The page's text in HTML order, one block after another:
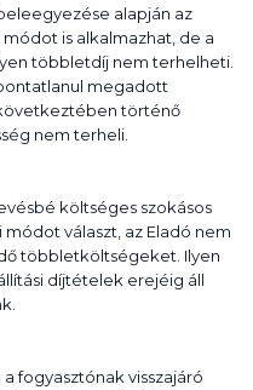
alapján az
is alkalmazhat, de a
többletdíj nem terhelheti.
megadott
történő
nem terheli.
költséges szokásos
választ, az Eladó nem
többletköltségeket. Ilyen
díjtételek erejéig áll
fogyasztónak visszajáró